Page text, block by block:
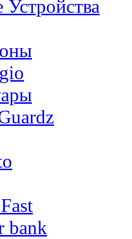
Устройства
bank